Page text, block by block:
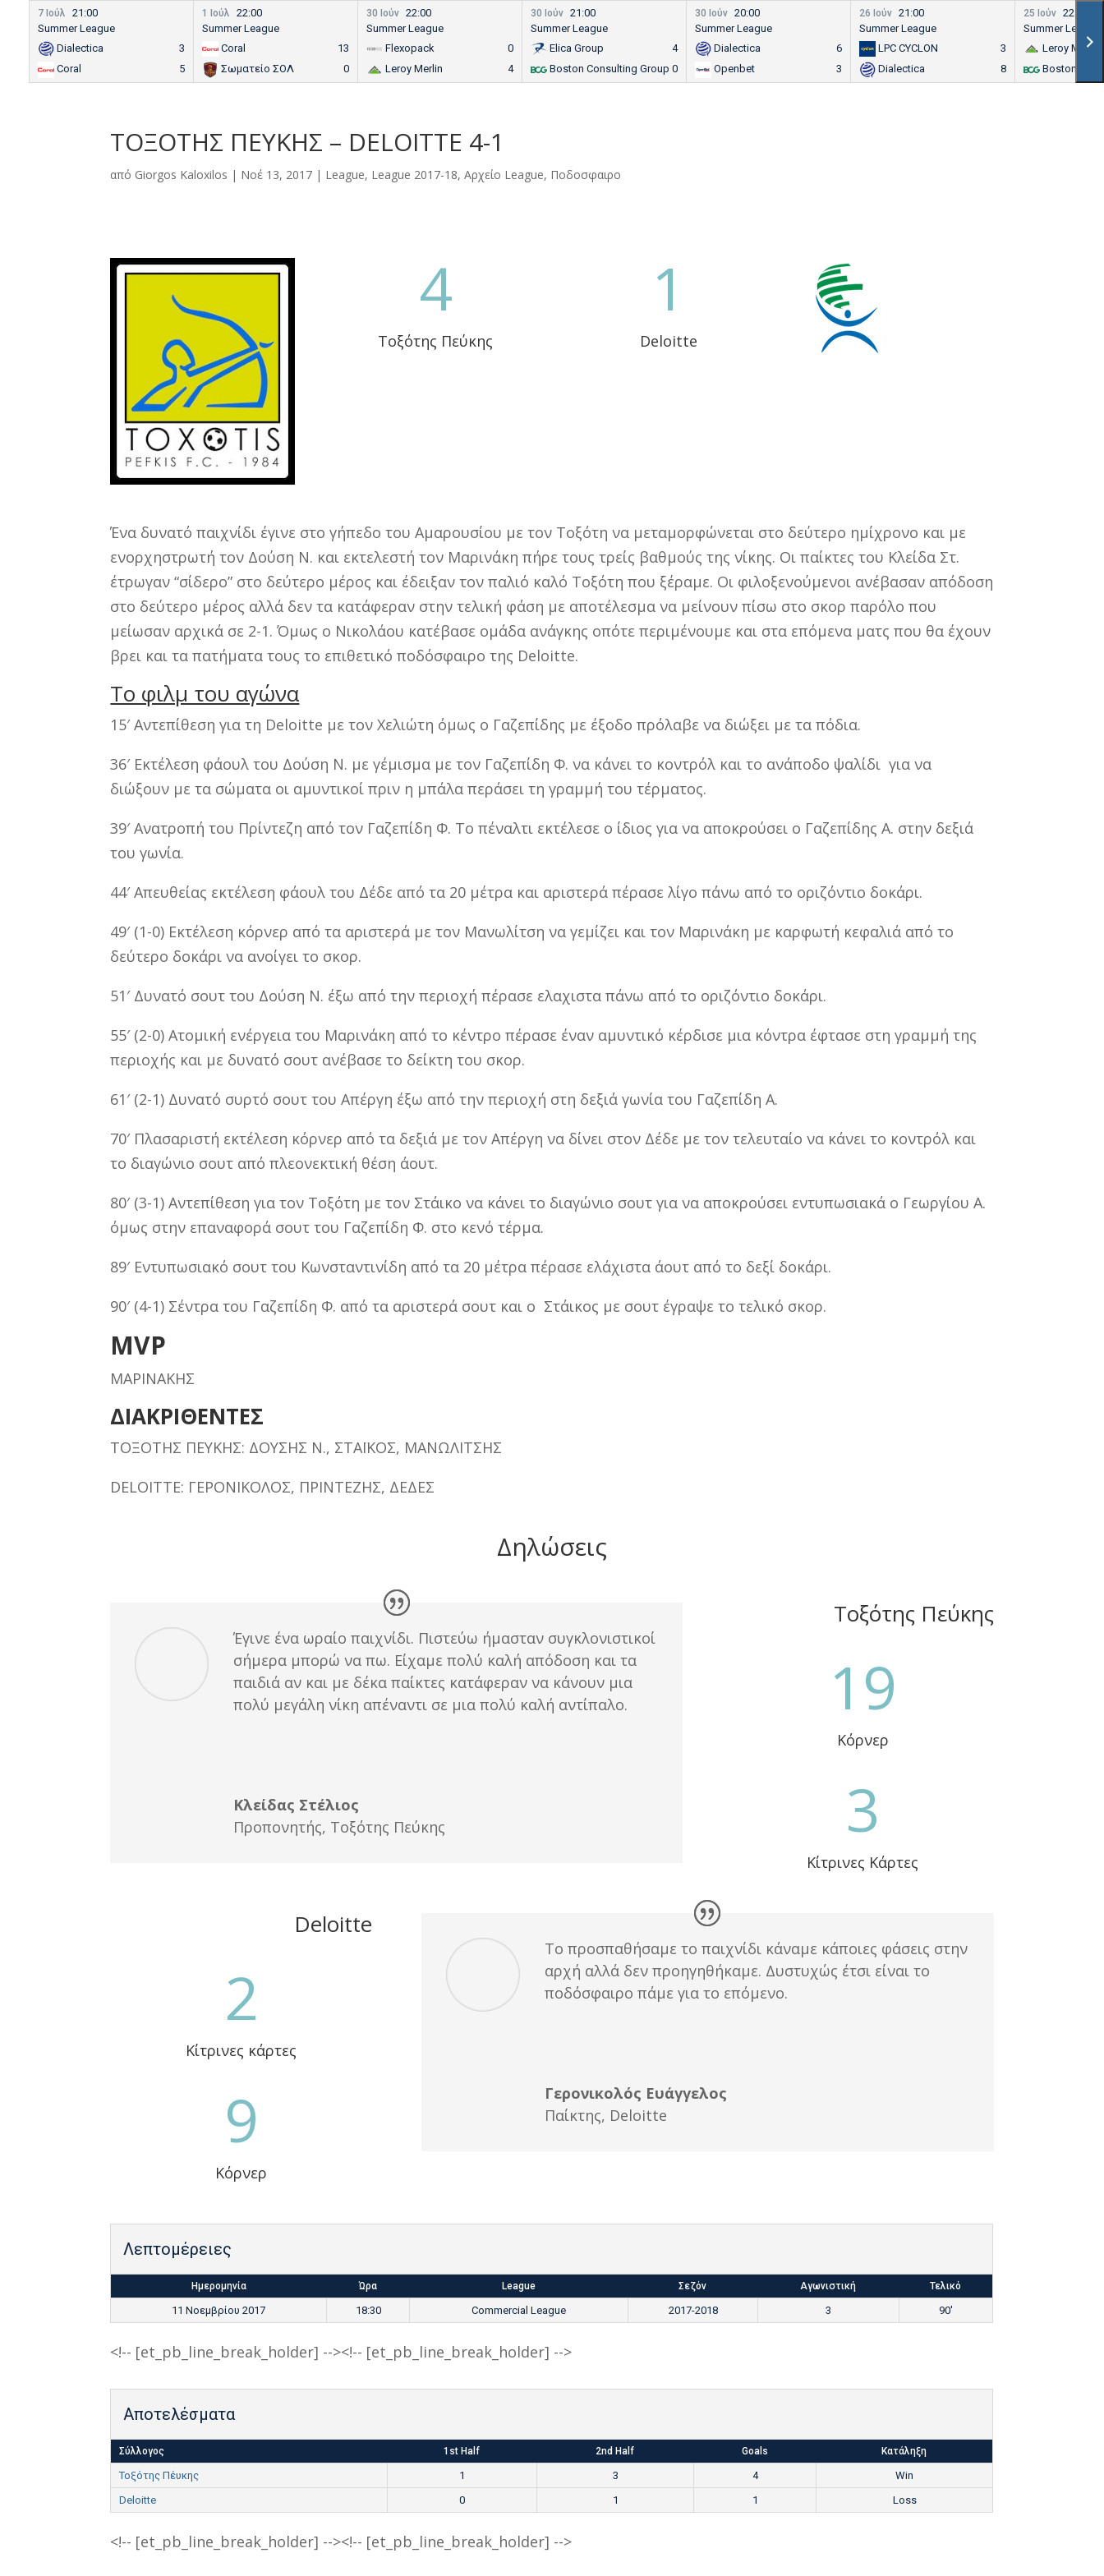
25 Ιούν 22:00
Summer League
Leroy Merlin
Boston
26 Ιούν 21:00
Summer League
LPC CYCLON
3
Dialectica
8
30 Ιούν 20:00
Summer League
Dialectica
6
Openbet
3
30 Ιούν 21:00
Summer League
Elica Group
4
Boston Consulting Group 0
30 Ιούν 22:00
Summer League
Flexopack
0
Leroy Merlin
4
1 Ιούλ
22:00
Summer League
Coral
13
Σωματείο ΣΟΛ
0
7 Ιούλ
21:00
Summer League
Dialectica
3
Coral
5
ΤΟΞΟΤΗΣ ΠΕΥΚΗΣ – DELOITTE 4-1
από Giorgos Kaloxilos | Νοέ 13, 2017 | League, League 2017-18,Αρχείο League, Ποδοσφαιρο
4
Τοξότης Πεύκης
1
Deloitte
Ένα δυνατό παιχνίδι έγινε στο γήπεδο του Αμαρουσίου με τον Τοξότη να μεταμορφώνεται στο δεύτερο ημίχρονο και με
ενορχηστρωτή τον Δούση Ν. και εκτελεστή τον Μαρινάκη πήρε τους τρείς βαθμούς της νίκης. Οι παίκτες του Κλείδα Στ.
έτρωγαν “σίδερο” στο δεύτερο μέρος και έδειξαν τον παλιό καλό Τοξότη που ξέραμε. Οι φιλοξενούμενοι ανέβασαν απόδοση
στο δεύτερο μέρος αλλά δεν τα κατάφεραν στην τελική φάση με αποτέλεσμα να μείνουν πίσω στο σκορ παρόλο που
μείωσαν αρχικά σε 2-1. Όμως ο Νικολάου κατέβασε ομάδα ανάγκης οπότε περιμένουμε και στα επόμενα ματς που θα έχουν
βρει και τα πατήματα τους το επιθετικό ποδόσφαιρο της Deloitte.
Το φιλμ του αγώνα
15′ Αντεπίθεση για τη Deloitte με τον Χελιώτη όμως ο Γαζεπίδης με έξοδο πρόλαβε να διώξει με τα πόδια.
36′ Εκτέλεση φάουλ του Δούση Ν. με γέμισμα με τον Γαζεπίδη Φ. να κάνει το κοντρόλ και το ανάποδο ψαλίδι για να
διώξουν με τα σώματα οι αμυντικοί πριν η μπάλα περάσει τη γραμμή του τέρματος.
39′ Ανατροπή του Πρίντεζη από τον Γαζεπίδη Φ. Το πέναλτι εκτέλεσε ο ίδιος για να αποκρούσει ο Γαζεπίδης Α. στην δεξιά
του γωνία.
44′ Απευθείας εκτέλεση φάουλ του Δέδε από τα 20 μέτρα και αριστερά πέρασε λίγο πάνω από το οριζόντιο δοκάρι.
49′ (1-0) Εκτέλεση κόρνερ από τα αριστερά με τον Μανωλίτση να γεμίζει και τον Μαρινάκη με καρφωτή κεφαλιά από το
δεύτερο δοκάρι να ανοίγει το σκορ.
51′ Δυνατό σουτ του Δούση Ν. έξω από την περιοχή πέρασε ελαχιστα πάνω από το οριζόντιο δοκάρι.
55′ (2-0) Ατομική ενέργεια του Μαρινάκη από το κέντρο πέρασε έναν αμυντικό κέρδισε μια κόντρα έφτασε στη γραμμή της
περιοχής και με δυνατό σουτ ανέβασε το δείκτη του σκορ.
61′ (2-1) Δυνατό συρτό σουτ του Απέργη έξω από την περιοχή στη δεξιά γωνία του Γαζεπίδη Α.
70′ Πλασαριστή εκτέλεση κόρνερ από τα δεξιά με τον Απέργη να δίνει στον Δέδε με τον τελευταίο να κάνει το κοντρόλ και
το διαγώνιο σουτ από πλεονεκτική θέση άουτ.
80′ (3-1) Αντεπίθεση για τον Τοξότη με τον Στάικο να κάνει το διαγώνιο σουτ για να αποκρούσει εντυπωσιακά ο Γεωργίου Α.
όμως στην επαναφορά σουτ του Γαζεπίδη Φ. στο κενό τέρμα.
89′ Εντυπωσιακό σουτ του Κωνσταντινίδη από τα 20 μέτρα πέρασε ελάχιστα άουτ από το δεξί δοκάρι.
90′ (4-1) Σέντρα του Γαζεπίδη Φ. από τα αριστερά σουτ και ο Στάικος με σουτ έγραψε το τελικό σκορ.
MVP
ΜΑΡΙΝΑΚΗΣ
ΔΙΑΚΡΙΘΕΝΤΕΣ
ΤΟΞΟΤΗΣ ΠΕΥΚΗΣ: ΔΟΥΣΗΣ Ν., ΣΤΑΪΚΟΣ, ΜΑΝΩΛΙΤΣΗΣ
DELOITTE: ΓΕΡΟΝΙΚΟΛΟΣ, ΠΡΙΝΤΕΖΗΣ, ΔΕΔΕΣ
Δηλώσεις
Έγινε ένα ωραίο παιχνίδι. Πιστεύω ήμασταν συγκλονιστικοί
σήμερα μπορώ να πω. Είχαμε πολύ καλή απόδοση και τα
παιδιά αν και με δέκα παίκτες κατάφεραν να κάνουν μια
πολύ μεγάλη νίκη απέναντι σε μια πολύ καλή αντίπαλο.
Κλείδας Στέλιος
Προπονητής, Τοξότης Πεύκης
Τοξότης Πεύκης
19
Κόρνερ
3
Κίτρινες Κάρτες
Deloitte
2
Κίτρινες κάρτες
9
Κόρνερ
Το προσπαθήσαμε το παιχνίδι κάναμε κάποιες φάσεις στην
αρχή αλλά δεν προηγηθήκαμε. Δυστυχώς έτσι είναι το
ποδόσφαιρο πάμε για το επόμενο.
Γερονικολός Ευάγγελος
Παίκτης, Deloitte
Λεπτομέρειες
Ημερομηνία Ώρα League Σεζόν Αγωνιστική Τελικό
11 Νοεμβρίου 2017 18:30 Commercial League 2017-2018 3 90'
<!-- [et_pb_line_break_holder] --><!-- [et_pb_line_break_holder] -->
Αποτελέσματα
Σύλλογος 1st Half 2nd Half Goals Κατάληξη
Τοξότης Πέυκης 1 3 4
Win
Deloitte
0 1 1 Loss
<!-- [et_pb_line_break_holder] --><!-- [et_pb_line_break_holder] -->